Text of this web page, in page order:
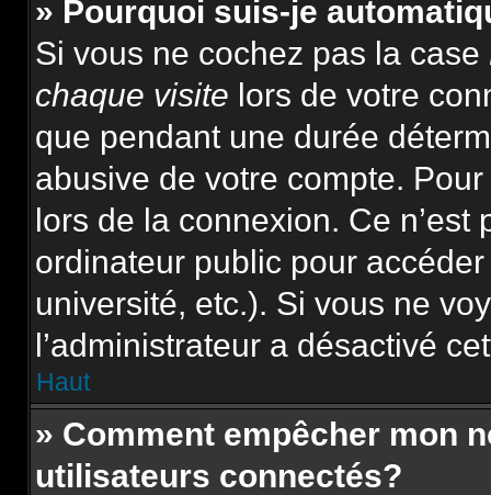
» Pourquoi suis-je
Si vous ne cochez pas la case
chaque visite lors de votre
que pendant une durée
abusive de votre compte.
lors de la connexion. Ce
ordinateur public pour
université, etc.). Si vous ne
l’administrateur a désactivé
Haut
» Comment empêcher mon
utilisateurs connectés?